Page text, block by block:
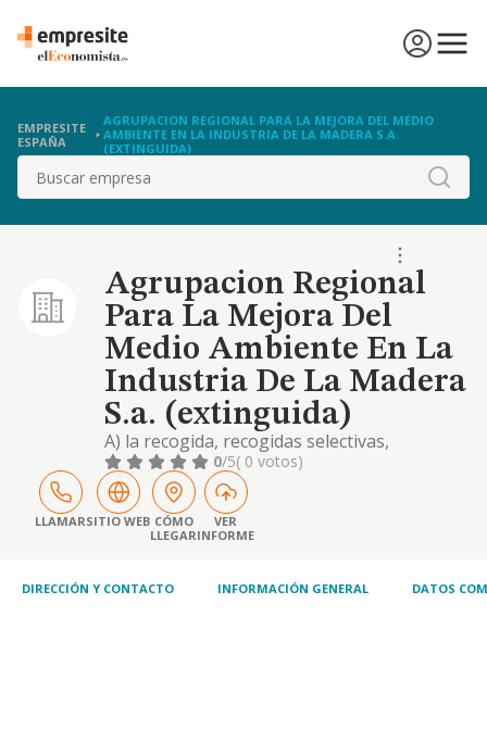
EMPRESITE
ESPAÑA
AGRUPACION REGIONAL PARA LA MEJORA DEL MEDIO
AMBIENTE EN LA INDUSTRIA DE LA MADERA S.A.
(EXTINGUIDA)
Buscar
Agrupacion Regional
Para La Mejora Del
Medio Ambiente En La
Industria De La Madera
S.a. (extinguida)
A) la recogida, recogidas selectivas,
almacenamiento, transporte, tratamiento y
eliminacion de todo tipo de residuos, asi
como tambien las transformaciones
necesarias para su limpieza de los nucleos
de poblacion y espaci
0/5( 0 votos)
LLAMARSITIO WEB CÓMO
LLEGAR
VER
INFORME
DIRECCIÓN Y CONTACTO INFORMACIÓN GENERAL DATOS